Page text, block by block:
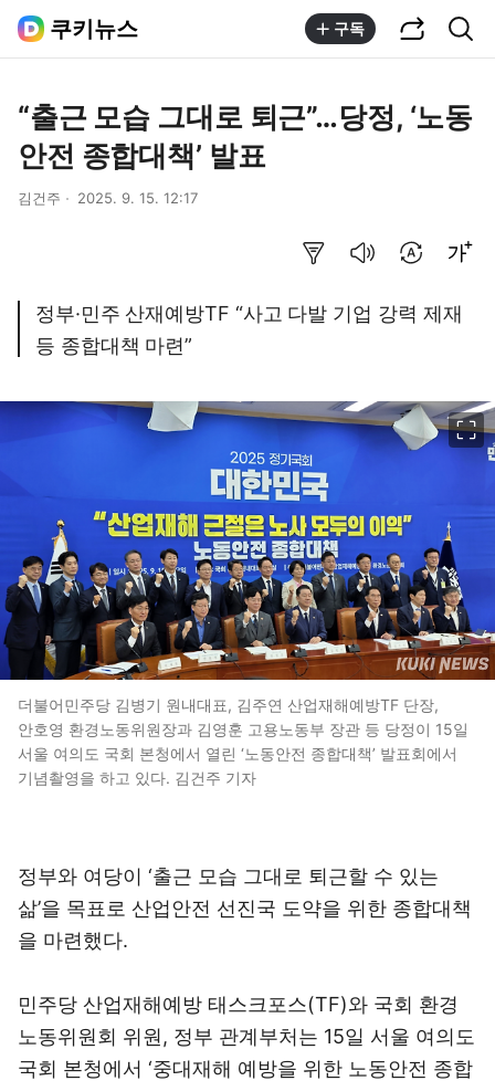
쿠키뉴스 구독
“출근 모습 그대로 퇴근”…당정, ‘노동
안전 종합대책’ 발표
김건주 2025. 9. 15. 12:17
정부·민주 산재예방TF “사고 다발 기업 강력 제재
등 종합대책 마련”
더불어민주당 김병기 원내대표, 김주연 산업재해예방TF 단장,
안호영 환경노동위원장과 김영훈 고용노동부 장관 등 당정이 15일
서울 여의도 국회 본청에서 열린 ‘노동안전 종합대책’ 발표회에서
기념촬영을 하고 있다. 김건주 기자
정부와 여당이 ‘출근 모습 그대로 퇴근할 수 있는
삶’을 목표로 산업안전 선진국 도약을 위한 종합대책
을 마련했다.
민주당 산업재해예방 태스크포스(TF)와 국회 환경
노동위원회 위원, 정부 관계부처는 15일 서울 여의도
국회 본청에서 ‘중대재해 예방을 위한 노동안전 종합